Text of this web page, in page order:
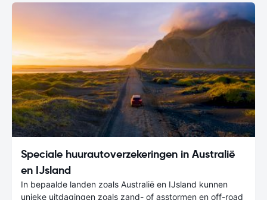
Speciale huurautoverzekeringen in Australië
en IJsland
In bepaalde landen zoals Australië en IJsland kunnen
unieke uitdagingen zoals zand- of asstormen en off-road